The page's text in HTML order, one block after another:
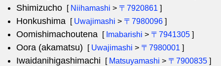
Shimizucho [ Niihamashi > 〒7920861 ]
Honkushima [ Uwajimashi > 〒7980096 ]
Oomishimachoutena [ Imabarishi > 〒7941305 ]
Oora (akamatsu) [ Uwajimashi > 〒7980001 ]
Iwaidanihigashimachi [ Matsuyamashi > 〒7900835 ]